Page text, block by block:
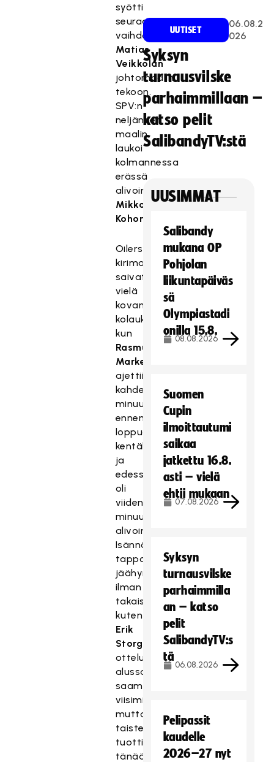
syötti
seuraavassa
vaihdossaan
Matias
Veikkolan
johtomaalin
tekoon.
SPV:n
neljännen
maalin
laukoi
kolmannessa
erässä
alivoimalla
Mikko
Kohonen
Oilersin
kirimahdollisuudet
saivat
vielä
kovan
kolauksen,
kun
Rasmus
Markelin
ajettiin
kahdeksan
minuuttia
ennen
loppua
kentältä
ja
edessä
oli
viiden
minuutin
alivoima.
Isännät
tappoivat
jäähyn
ilman
takaiskua
kuten
Erik
Storgårdsin
ottelun
alussa
saaman
viisiminuuttisenkin,
mutta
taistelu
tuotti
tänään
UUTISET
06.08.2
026
Syksyn
turnausvilske
parhaimmillaan –
katso pelit
SalibandyTV:stä
UUSIMMAT
Salibandy
mukana OP
Pohjolan
liikuntapäiväs
sä
Olympiastadi
onilla 15.8.
08.08.2026
Suomen
Cupin
ilmoittautumi
saikaa
jatkettu 16.8.
asti – vielä
ehtii mukaan
07.08.2026
Syksyn
turnausvilske
parhaimmilla
an – katso
pelit
SalibandyTV:s
tä
06.08.2026
Pelipassit
kaudelle
2026–27 nyt